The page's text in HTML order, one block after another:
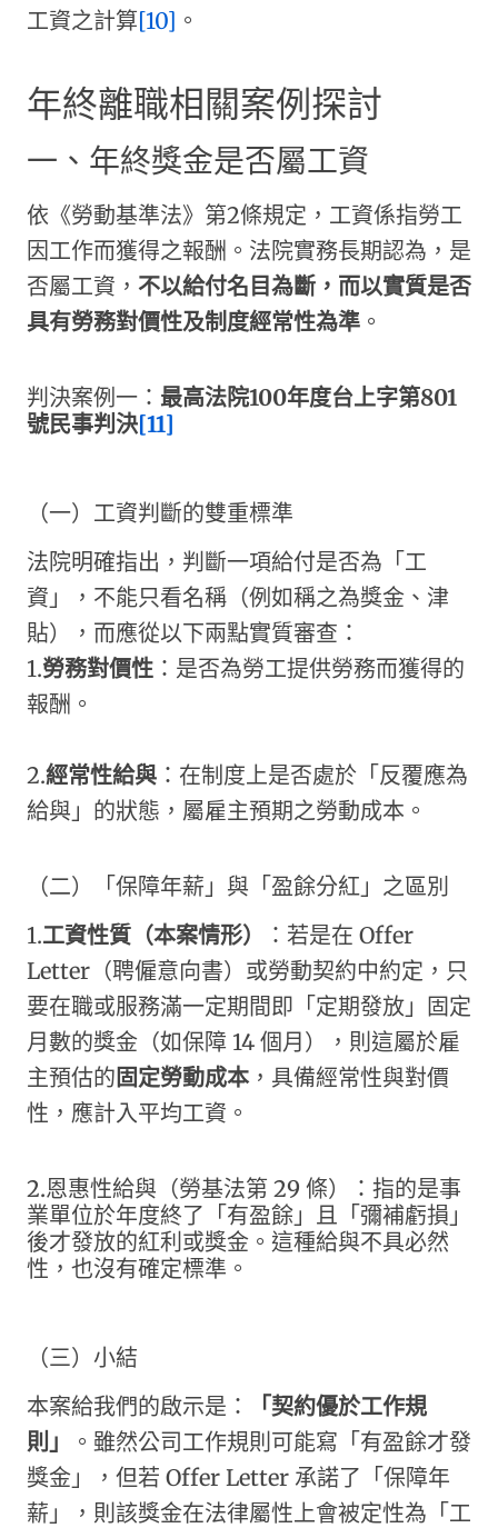
工資之計算[10] 。
年終離職相關案例探討
一、年終獎金是否屬工資
依《勞動基準法》第2條規定，工資係指勞工
因工作而獲得之報酬。法院實務長期認為，是
否屬工資， 不以給付名目為斷，而以實質是否
具有勞務對價性及制度經常性為準 。
判決案例一： 最高法院100年度台上字第801
號民事判決[11]
（一）工資判斷的雙重標準
法院明確指出，判斷一項給付是否為「工
資」，不能只看名稱（例如稱之為獎金、津
貼），而應從以下兩點實質審查：
1.勞務對價性 ：是否為勞工提供勞務而獲得的
報酬。
2.經常性給與 ：在制度上是否處於「反覆應為
給與」的狀態，屬雇主預期之勞動成本。
（二）「保障年薪」與「盈餘分紅」之區別
1.工資性質（本案情形）
：若是在 Offer
Letter（聘僱意向書）或勞動契約中約定，只
要在職或服務滿一定期間即「定期發放」固定
月數的獎金（如保障 14 個月），則這屬於雇
主預估的 固定勞動成本，具備經常性與對價
性，應計入平均工資。
2.恩惠性給與（勞基法第 29 條）：指的是事
業單位於年度終了「有盈餘」且「彌補虧損」
後才發放的紅利或獎金。這種給與不具必然
性，也沒有確定標準。
（三）小結
本案給我們的啟示是：
「契約優於工作規
則」
。雖然公司工作規則可能寫「有盈餘才發
獎金」，但若 Offer Letter 承諾了「保障年
薪」，則該獎金在法律屬性上會被定性為「工